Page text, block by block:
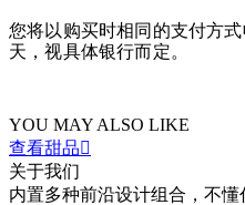
您将以购买时相同的支付方
天，视具体银行而定。
YOU MAY ALSO LIKE
查看甜品
关于我们
内置多种前沿设计组合，不